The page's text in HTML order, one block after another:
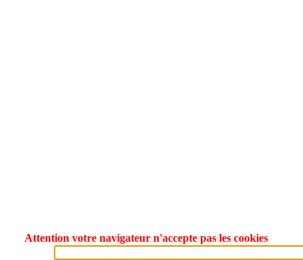
Attention votre navigateur n'accepte pas les cookies